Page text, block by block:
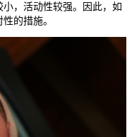
，活动性较强。因此，如
的措施。